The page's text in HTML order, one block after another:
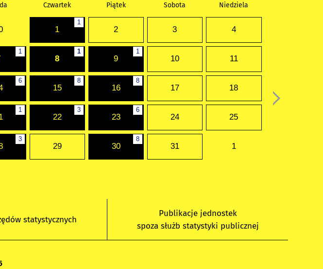
Czwartek Piątek Sobota Niedziela
1
1 2 3 4
1 1
8
1
9 10 11
6 8
15
8
16 17 18
1 3
22
6
23 24 25
3
29
8
30 31 1
statystycznych
Publikacje jednostek
spoza służb statystyki publicznej